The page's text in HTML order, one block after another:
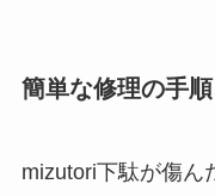
簡単な修理の手順
mizutori下駄が傷ん